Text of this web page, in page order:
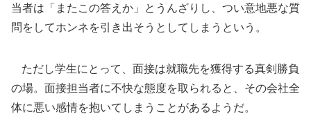
当者は「またこの答えか」とうんざりし、つい意地悪な質
問をしてホンネを引き出そうとしてしまうという。
ただし学生にとって、面接は就職先を獲得する真剣勝負
の場。面接担当者に不快な態度を取られると、その会社全
体に悪い感情を抱いてしまうことがあるようだ。